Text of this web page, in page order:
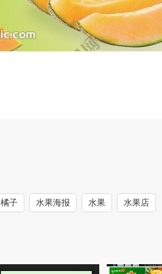
橘子 水果海报 水果 水果店